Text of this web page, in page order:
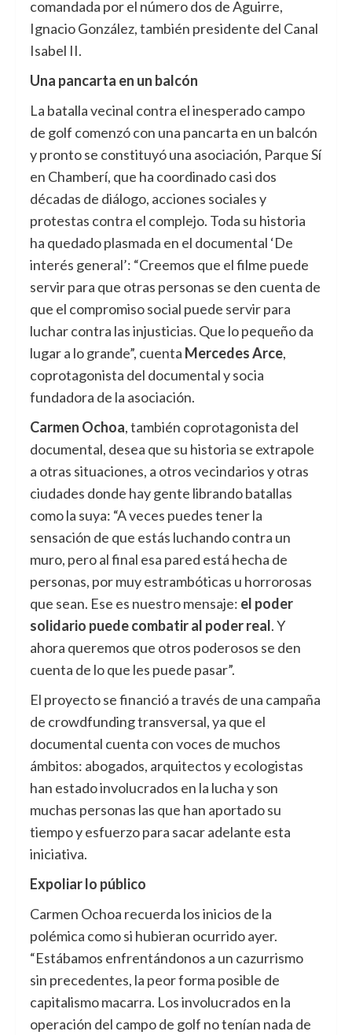
comandada por el número dos de Aguirre,
Ignacio González, también presidente del Canal
Isabel II.
Una pancarta en un balcón
La batalla vecinal contra el inesperado campo
de golf comenzó con una pancarta en un balcón
y pronto se constituyó una asociación, Parque Sí
en Chamberí, que ha coordinado casi dos
décadas de diálogo, acciones sociales y
protestas contra el complejo. Toda su historia
ha quedado plasmada en el documental ‘De
interés general’: “Creemos que el filme puede
servir para que otras personas se den cuenta de
que el compromiso social puede servir para
luchar contra las injusticias. Que lo pequeño da
lugar a lo grande”, cuenta Mercedes Arce,
coprotagonista del documental y socia
fundadora de la asociación.
Carmen Ochoa, también coprotagonista del
documental, desea que su historia se extrapole
a otras situaciones, a otros vecindarios y otras
ciudades donde hay gente librando batallas
como la suya: “A veces puedes tener la
sensación de que estás luchando contra un
muro, pero al final esa pared está hecha de
personas, por muy estrambóticas u horrorosas
que sean. Ese es nuestro mensaje: el poder
solidario puede combatir al poder real. Y
ahora queremos que otros poderosos se den
cuenta de lo que les puede pasar”.
El proyecto se financió a través de una campaña
de crowdfunding transversal, ya que el
documental cuenta con voces de muchos
ámbitos: abogados, arquitectos y ecologistas
han estado involucrados en la lucha y son
muchas personas las que han aportado su
tiempo y esfuerzo para sacar adelante esta
iniciativa.
Expoliar lo público
Carmen Ochoa recuerda los inicios de la
polémica como si hubieran ocurrido ayer.
“Estábamos enfrentándonos a un cazurrismo
sin precedentes, la peor forma posible de
capitalismo macarra. Los involucrados en la
operación del campo de golf no tenían nada de